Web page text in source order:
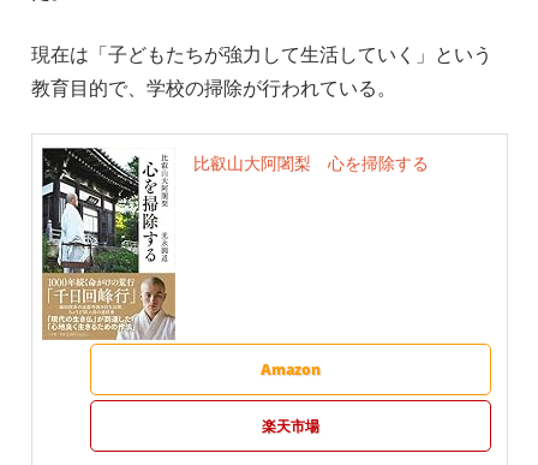
現在は「子どもたちが強力して生活していく」という
教育目的で、学校の掃除が行われている。
比叡山大阿闍梨 心を掃除する
Amazon
楽天市場